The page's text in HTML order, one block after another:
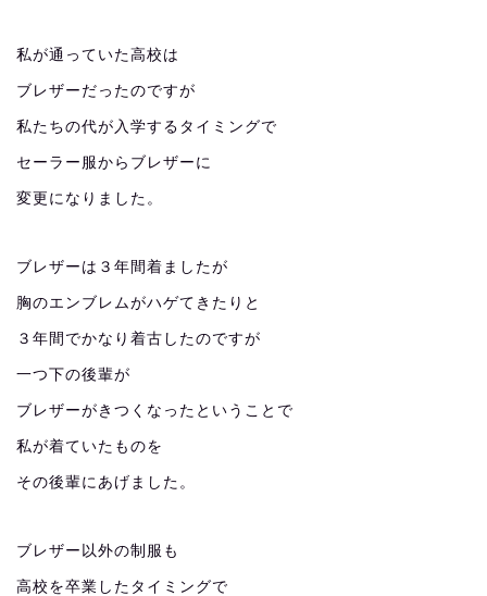
私が通っていた高校は
ブレザーだったのですが
私たちの代が入学するタイミングで
セーラー服からブレザーに
変更になりました。
ブレザーは３年間着ましたが
胸のエンブレムがハゲてきたりと
３年間でかなり着古したのですが
一つ下の後輩が
ブレザーがきつくなったということで
私が着ていたものを
その後輩にあげました。
ブレザー以外の制服も
高校を卒業したタイミングで